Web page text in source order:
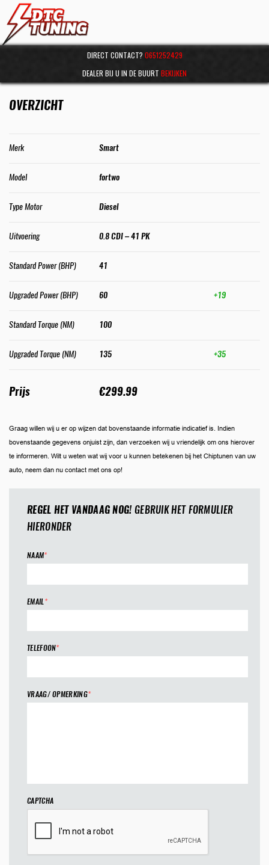
DIRECT CONTACT? 0651252429
DEALER BIJ U IN DE BUURT BEKIJKEN
OVERZICHT
Merk Smart
Model fortwo
Type Motor Diesel
Uitvoering 0.8 CDI – 41 PK
Standard Power (BHP) 41
Upgraded Power (BHP) 60 +19
Standard Torque (NM) 100
Upgraded Torque (NM) 135 +35
Prijs €299.99
Graag willen wij u er op wijzen dat bovenstaande informatie indicatief is. Indien
bovenstaande gegevens onjuist zijn, dan verzoeken wij u vriendelijk om ons hierover
te informeren. Wilt u weten wat wij voor u kunnen betekenen bij het Chiptunen van uw
auto, neem dan nu contact met ons op!
REGEL HET VANDAAG NOG!GEBRUIK HET FORMULIER
HIERONDER
NAAM*
EMAIL*
TELEFOON*
VRAAG/ OPMERKING*
CAPTCHA